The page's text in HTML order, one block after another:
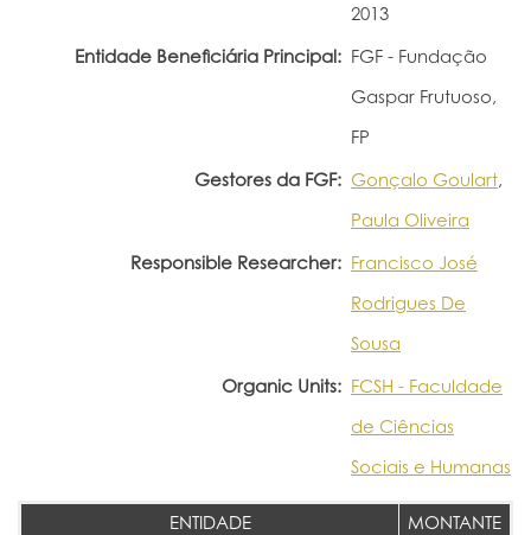
2013
Entidade Beneficiária Principal: FGF - Fundação
Gaspar Frutuoso,
FP
Gestores da FGF: Gonçalo Goulart,
Paula Oliveira
Responsible Researcher: Francisco José
Rodrigues De
Sousa
Organic Units: FCSH - Faculdade
de Ciências
Sociais e Humanas
ENTIDADE
MONTANTE